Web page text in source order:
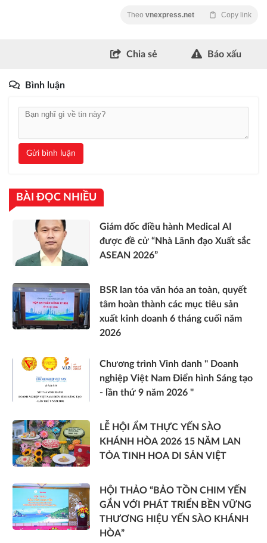
Theo vnexpress.net Copy link
Chia sẻ Báo xấu
Bình luận
Gửi bình luận
BÀI ĐỌC NHIỀU
Giám đốc điều hành Medical AI
được đề cử “Nhà Lãnh đạo Xuất sắc
ASEAN 2026”
BSR lan tỏa văn hóa an toàn, quyết
tâm hoàn thành các mục tiêu sản
xuất kinh doanh 6 tháng cuối năm
2026
Chương trình Vinh danh " Doanh
nghiệp Việt Nam Điển hình Sáng tạo
- lần thứ 9 năm 2026 "
LỄ HỘI ẨM THỰC YẾN SÀO
KHÁNH HÒA 2026 15 NĂM LAN
TỎA TINH HOA DI SẢN VIỆT
HỘI THẢO “BẢO TỒN CHIM YẾN
GẮN VỚI PHÁT TRIỂN BỀN VỮNG
THƯƠNG HIỆU YẾN SÀO KHÁNH
HÒA”